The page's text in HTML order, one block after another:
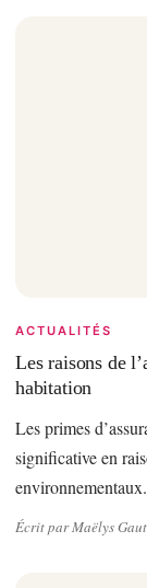
ACTUALITÉS
Les raisons de
habitation
Les primes
significative en
Écrit par Maëlys